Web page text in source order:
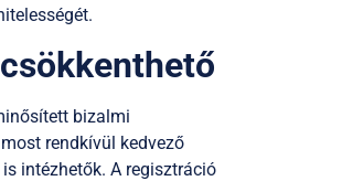
bizalmi
rendkívül kedvező
intézhetők. A regisztráció